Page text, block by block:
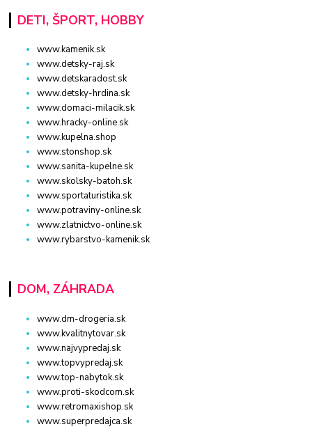
DETI, ŠPORT, HOBBY
www.kamenik.sk
www.detsky-raj.sk
www.detskaradost.sk
www.detsky-hrdina.sk
www.domaci-milacik.sk
www.hracky-online.sk
www.kupelna.shop
www.stonshop.sk
www.sanita-kupelne.sk
www.skolsky-batoh.sk
www.sportaturistika.sk
www.potraviny-online.sk
www.zlatnictvo-online.sk
www.rybarstvo-kamenik.sk
DOM, ZÁHRADA
www.dm-drogeria.sk
www.kvalitnytovar.sk
www.najvypredaj.sk
www.topvypredaj.sk
www.top-nabytok.sk
www.proti-skodcom.sk
www.retromaxishop.sk
www.superpredajca.sk